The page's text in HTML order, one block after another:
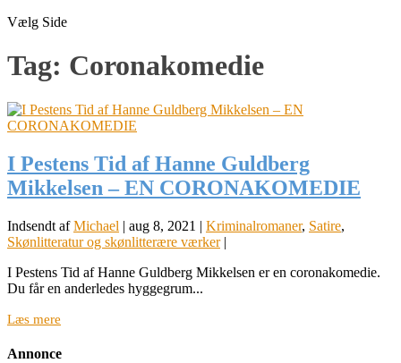
Vælg Side
Tag: Coronakomedie
I Pestens Tid af Hanne Guldberg
Mikkelsen – EN CORONAKOMEDIE
Indsendt afMichael | aug 8, 2021 | Kriminalromaner, Satire,
Skønlitteratur og skønlitterære værker|
I Pestens Tid af Hanne Guldberg Mikkelsen er en coronakomedie.
Du får en anderledes hyggegrum...
Læs mere
Annonce